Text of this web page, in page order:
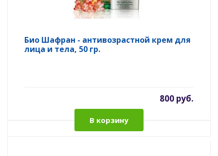
Био Шафран - антивозрастной крем для
лица и тела, 50 гр.
800 руб.
В корзину